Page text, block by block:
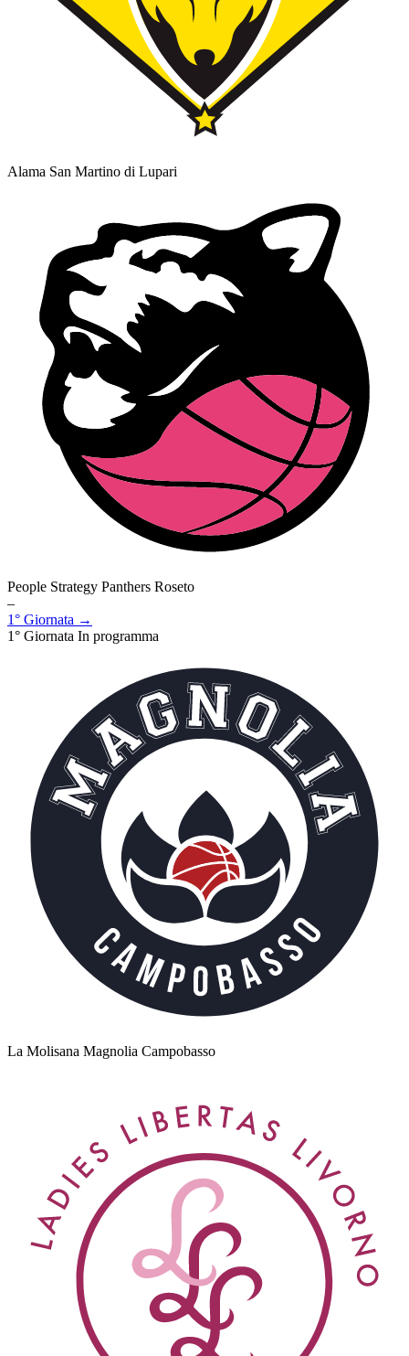
Alama San Martino di Lupari
People Strategy Panthers Roseto
–
1° Giornata →
1° Giornata In programma
La Molisana Magnolia Campobasso